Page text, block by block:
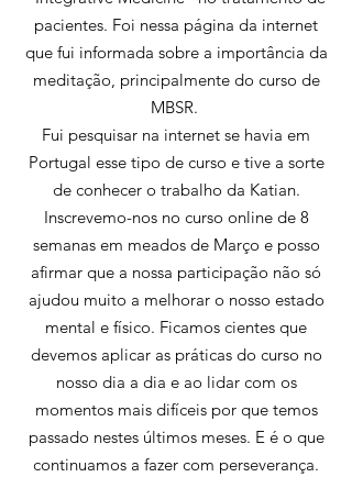
pacientes. Foi nessa página da internet
que fui informada sobre a importância da
meditação, principalmente do curso de
MBSR.
Fui pesquisar na internet se havia em
Portugal esse tipo de curso e tive a sorte
de conhecer o trabalho da Katian.
Inscrevemo-nos no curso online de 8
semanas em meados de Março e posso
afirmar que a nossa participação não só
ajudou muito a melhorar o nosso estado
mental e físico. Ficamos cientes que
devemos aplicar as práticas do curso no
nosso dia a dia e ao lidar com os
momentos mais difíceis por que temos
passado nestes últimos meses. E é o que
continuamos a fazer com perseverança.